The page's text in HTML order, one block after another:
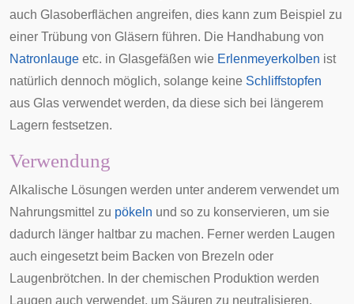
auch Glasoberflächen angreifen, dies kann zum Beispiel zu
einer Trübung von Gläsern führen. Die Handhabung von
Natronlauge etc. in Glasgefäßen wie Erlenmeyerkolben ist
natürlich dennoch möglich, solange keine Schliffstopfen
aus Glas verwendet werden, da diese sich bei längerem
Lagern festsetzen.
Verwendung
Alkalische Lösungen werden unter anderem verwendet um
Nahrungsmittel zu pökeln und so zu konservieren, um sie
dadurch länger haltbar zu machen. Ferner werden Laugen
auch eingesetzt beim Backen von Brezeln oder
Laugenbrötchen. In der chemischen Produktion werden
Laugen auch verwendet, um Säuren zu neutralisieren.